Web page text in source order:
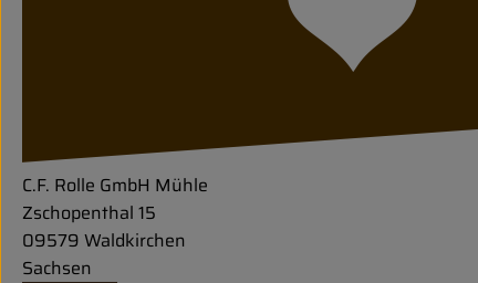
C.F. Rolle GmbH Mühle
Zschopenthal 15
09579 Waldkirchen
Sachsen